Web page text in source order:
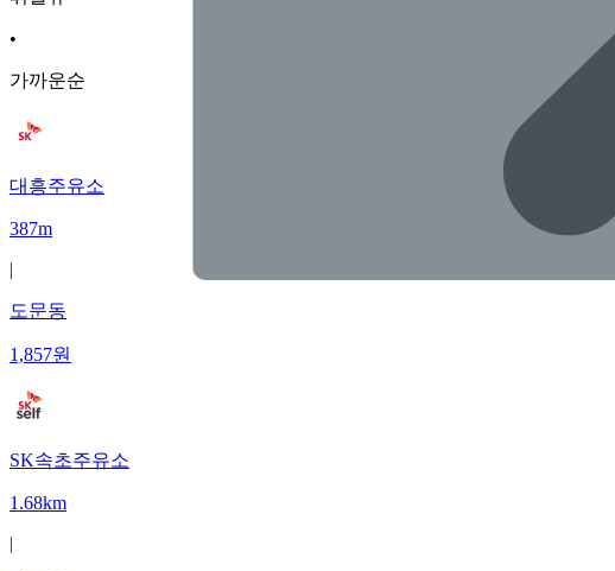
•
가까운순
대흥주유소
387m
|
도문동
1,857원
SK속초주유소
1.68km
|